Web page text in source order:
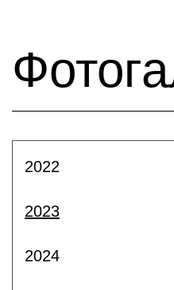
2022
2023
2024